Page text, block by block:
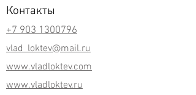
лаком.
Тир. 10 экз.
Контакты
+7 903 1300796
vlad_loktev@mail.ru
www.vladloktev.com
www.vladloktev.ru